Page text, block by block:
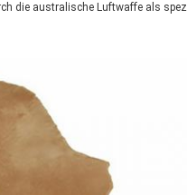
die australische Luftwaffe als